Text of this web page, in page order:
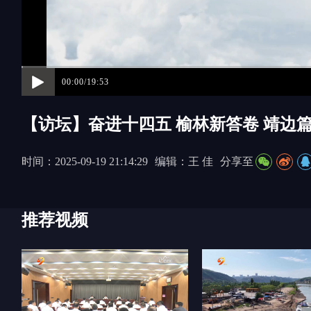
00:00/19:53
【访坛】奋进十四五 榆林新答卷 靖边
时间：2025-09-19 21:14:29 编辑：王 佳 分享至
推荐视频